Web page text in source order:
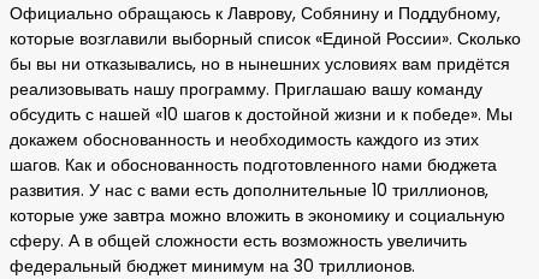
Официально обращаюсь к Лаврову, Собянину и Поддубному,
которые возглавили выборный список «Единой России». Сколько
бы вы ни отказывались, но в нынешних условиях вам придётся
реализовывать нашу программу. Приглашаю вашу команду
обсудить с нашей «10 шагов к достойной жизни и к победе». Мы
докажем обоснованность и необходимость каждого из этих
шагов. Как и обоснованность подготовленного нами бюджета
развития. У нас с вами есть дополнительные 10 триллионов,
которые уже завтра можно вложить в экономику и социальную
сферу. А в общей сложности есть возможность увеличить
федеральный бюджет минимум на 30 триллионов.